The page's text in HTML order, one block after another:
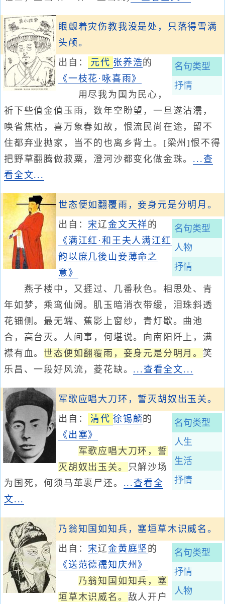
眼觑着灾伤教我没是处，只落得雪满
头颅。
名句类型
抒情
出自： 元代 张养浩的
《一枝花·咏喜雨》
用尽我为国为民心，
祈下些值金值玉雨，数年空盼望，一旦遂沾濡，
唤省焦枯，喜万象春如故，恨流民尚在途，留不
住都弃业抛家，当不的也离乡背土。[梁州]恨不得
把野草翻腾做菽粟，澄河沙都变化做金珠。 ...查
看全文...
世态便如翻覆雨，妾身元是分明月。
名句类型
人物
抒情
出自：宋辽金文天祥 的
《满江红·和王夫人满江红
韵以庶几後山妾薄命之
意》
燕子楼中，又捱过、几番秋色。相思处、青
年如梦，乘鸾仙阙。肌玉暗消衣带缓，泪珠斜透
花钿侧。最无端、蕉影上窗纱，青灯歇。曲池
合，高台灭。人间事，何堪说。向南阳阡上，满
襟有血。 世态便如翻覆雨，妾身元是分明月。 笑
乐昌、一段好风流，菱花缺。 ...查看全文...
军歌应唱大刀环，誓灭胡奴出玉关。
名句类型
人生
生活
抒情
出自： 清代 徐锡麟的
《出塞》
军歌应唱大刀环，誓
灭胡奴出玉关。
只解沙场
为国死，何须马革裹尸还。 ...查看全
文...
乃翁知国如知兵，塞垣草木识威名。
名句类型
抒情
人物
出自：宋辽金黄庭坚 的
《送范德孺知庆州》
乃翁知国如知兵，塞
垣草木识威名。 敌人开户